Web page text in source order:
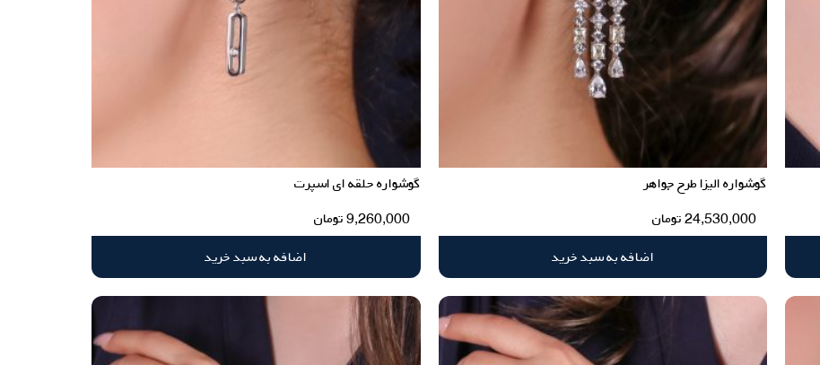
گوشواره الیزا طرح جواهر
24,530,000تومان
اضافه به سبد خرید
گوشواره حلقه ای اسپرت
9,260,000تومان
اضافه به سبد خرید